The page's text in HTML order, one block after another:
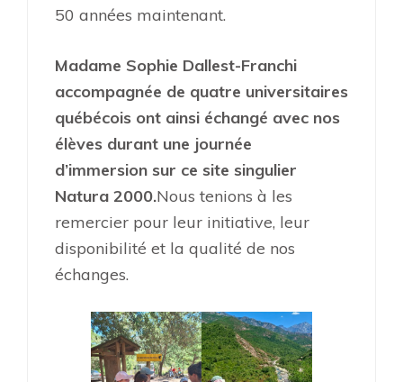
50 années maintenant.
Madame Sophie Dallest-Franchi
accompagnée de quatre universitaires
québécois ont ainsi échangé avec nos
élèves durant une journée
d’immersion sur ce site singulier
Natura 2000.Nous tenions à les
remercier pour leur initiative, leur
disponibilité et la qualité de nos
échanges.